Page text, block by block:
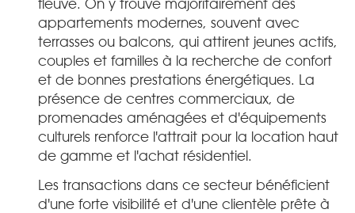
fleuve. On y trouve majoritairement des
appartements modernes, souvent avec
terrasses ou balcons, qui attirent jeunes actifs,
couples et familles à la recherche de confort
et de bonnes prestations énergétiques. La
présence de centres commerciaux, de
promenades aménagées et d'équipements
culturels renforce l'attrait pour la location haut
de gamme et l'achat résidentiel.
Les transactions dans ce secteur bénéficient
d'une forte visibilité et d'une clientèle prête à